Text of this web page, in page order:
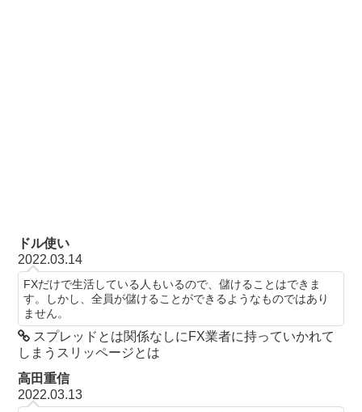
ドル使い
2022.03.14
FXだけで生活している人もいるので、儲けることはできま
す。しかし、全員が儲けることができるようなものではあり
ません。
スプレッドとは関係なしにFX業者に持っていかれて
しまうスリッページとは
高田重信
2022.03.13